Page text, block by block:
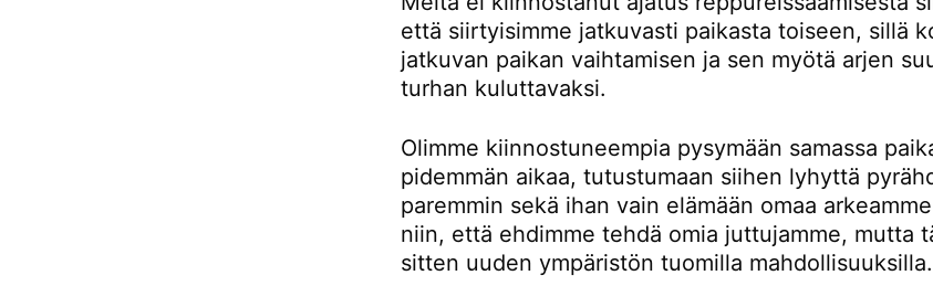
että siirtyisimme jatkuvasti paikasta toiseen, sillä
jatkuvan paikan vaihtamisen ja sen myötä arjen
turhan kuluttavaksi.
Olimme kiinnostuneempia pysymään samassa
pidemmän aikaa, tutustumaan siihen lyhyttä
paremmin sekä ihan vain elämään omaa
niin, että ehdimme tehdä omia juttujamme, mutta
sitten uuden ympäristön tuomilla mahdollisuuksilla.